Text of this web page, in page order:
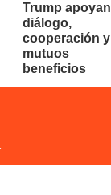
Trump apoyan
diálogo,
cooperación y
mutuos
beneficios